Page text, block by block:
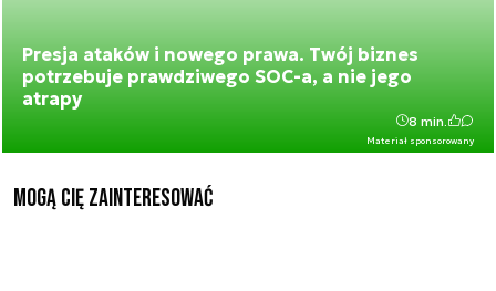
Presja ataków i nowego prawa. Twój biznes
potrzebuje prawdziwego SOC-a, a nie jego
atrapy
Materiał sponsorowany
8 min.
Mogą Cię zainteresować